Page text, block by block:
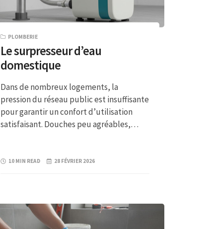
PLOMBERIE
Le surpresseur d’eau
domestique
Dans de nombreux logements, la
pression du réseau public est insuffisante
pour garantir un confort d’utilisation
satisfaisant. Douches peu agréables,…
10 MIN READ 28 FÉVRIER 2026